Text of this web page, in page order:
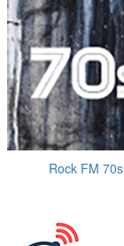
Rock FM 70s